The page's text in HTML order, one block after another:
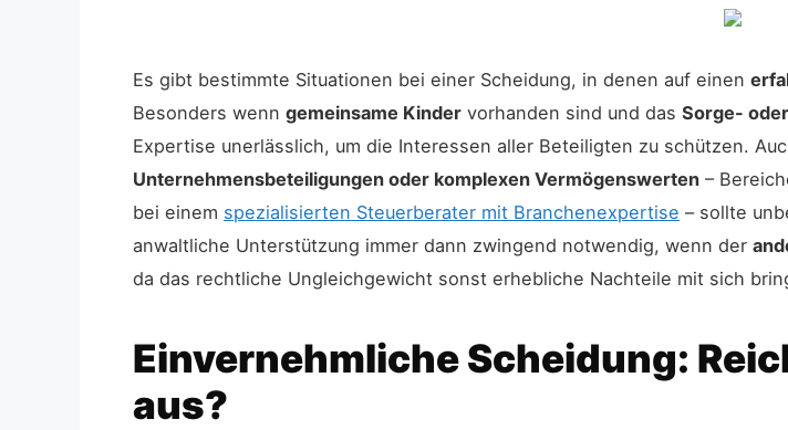
Es gibt bestimmte Situationen bei einer Scheidung, in denen auf einen
Besonders wenn gemeinsame Kinder vorhanden sind und das Sorge-
Expertise unerlässlich, um die Interessen aller Beteiligten zu schützen.
Unternehmensbeteiligungen oder komplexen Vermögenswerten –
bei einem spezialisierten Steuerberater mit Branchenexpertise – sollte
anwaltliche Unterstützung immer dann zwingend notwendig, wenn der
da das rechtliche Ungleichgewicht sonst erhebliche Nachteile mit sich
Einvernehmliche Scheidung:
aus?